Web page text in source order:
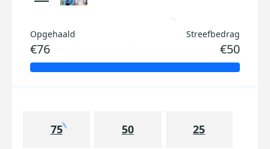
Opgehaald
€76
Streefbedrag
€50
75 50 25